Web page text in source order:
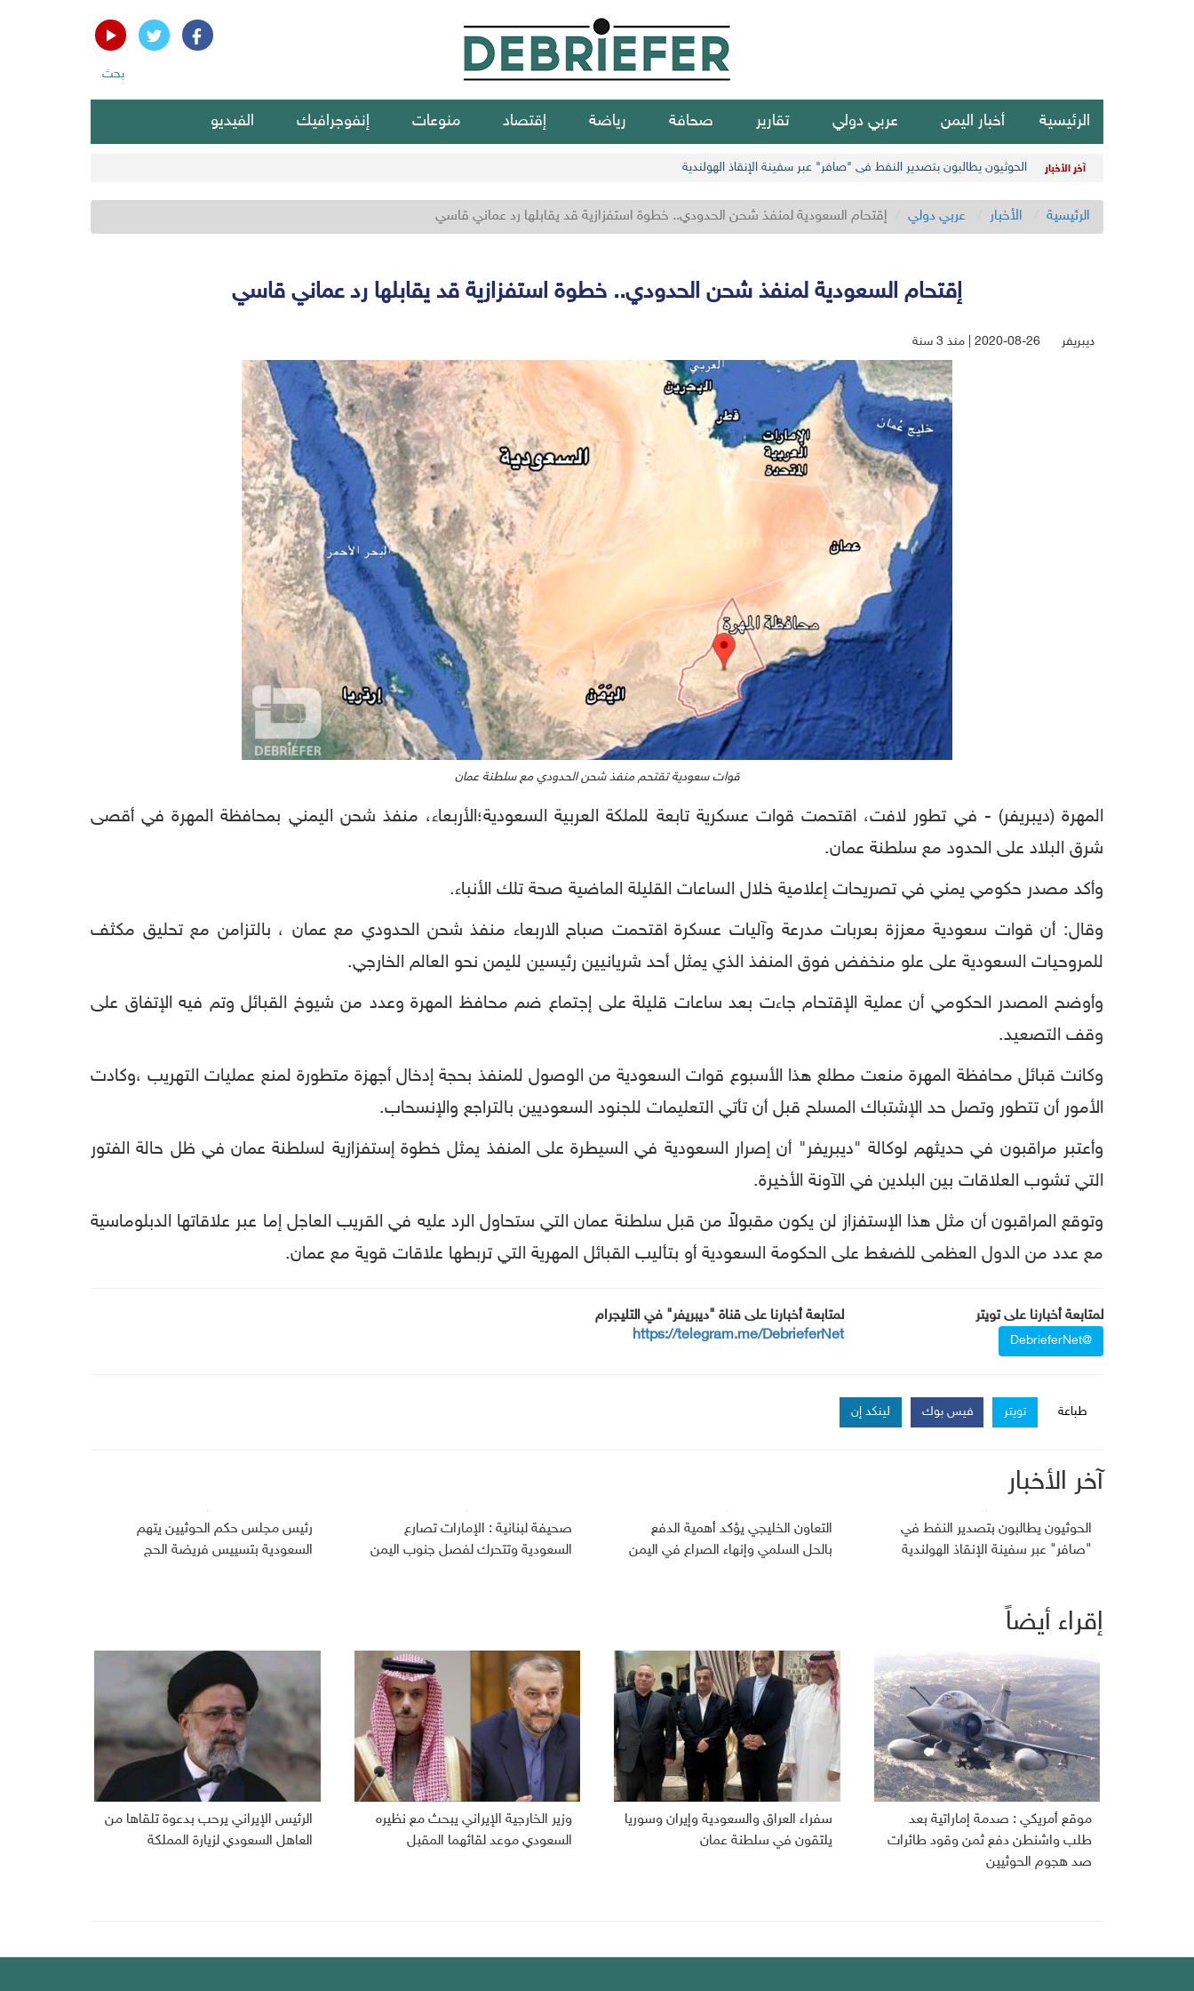
بحث
الرئيسية أخبار اليمن عربي دولي تقارير صحافة رياضة إقتصاد منوعات إنفوجرافيك الفيديو
آخر الأخبار الحوثيون يطالبون بتصدير النفط في "صافر" عبر سفينة الإنقاذ الهولندية
الرئيسية الأخبار عربي دولي إقتحام السعودية لمنفذ شحن الحدودي.. خطوة استفزازية قد يقابلها رد عماني قاسي
إقتحام السعودية لمنفذ شحن الحدودي.. خطوة استفزازية قد يقابلها رد عماني قاسي
ديبريفر 2020-08-26 | منذ 3 سنة
قوات سعودية تقتحم منفذ شحن الحدودي مع سلطنة عمان
المهرة (ديبريفر) - في تطور لافت، اقتحمت قوات عسكرية تابعة للملكة العربية السعودية؛الأربعاء، منفذ شحن اليمني بمحافظة المهرة في أقصى
شرق البلاد على الحدود مع سلطنة عمان.
وأكد مصدر حكومي يمني في تصريحات إعلامية خلال الساعات القليلة الماضية صحة تلك الأنباء.
وقال: أن قوات سعودية معززة بعربات مدرعة وآليات عسكرة اقتحمت صباح الاربعاء منفذ شحن الحدودي مع عمان ، بالتزامن مع تحليق مكثف
للمروحيات السعودية على علو منخفض فوق المنفذ الذي يمثل أحد شريانيين رئيسين لليمن نحو العالم الخارجي.
وأوضح المصدر الحكومي أن عملية الإقتحام جاءت بعد ساعات قليلة على إجتماع ضم محافظ المهرة وعدد من شيوخ القبائل وتم فيه الإتفاق على
وقف التصعيد.
وكانت قبائل محافظة المهرة منعت مطلع هذا الأسبوع قوات السعودية من الوصول للمنفذ بحجة إدخال أجهزة متطورة لمنع عمليات التهريب ،وكادت
الأمور أن تتطور وتصل حد الإشتباك المسلح قبل أن تأتي التعليمات للجنود السعوديين بالتراجع والإنسحاب.
وأعتبر مراقبون في حديثهم لوكالة "ديبريفر" أن إصرار السعودية في السيطرة على المنفذ يمثل خطوة إستفزازية لسلطنة عمان في ظل حالة الفتور
التي تشوب العلاقات بين البلدين في الآونة الأخيرة.
وتوقع المراقبون أن مثل هذا الإستفزاز لن يكون مقبولاً من قبل سلطنة عمان التي ستحاول الرد عليه في القريب العاجل إما عبر علاقاتها الدبلوماسية
مع عدد من الدول العظمى للضغط على الحكومة السعودية أو بتأليب القبائل المهرية التي تربطها علاقات قوية مع عمان.
لمتابعة أخبارنا على تويتر
@DebrieferNet
لمتابعة أخبارنا على قناة "ديبريفر" في التليجرام
https://telegram.me/DebrieferNet
طباعة تويتر فيس بوك لينكد إن
آخر الأخبار
الحوثيون يطالبون بتصدير النفط في
"صافر" عبر سفينة الإنقاذ الهولندية
التعاون الخليجي يؤكد أهمية الدفع
بالحل السلمي وإنهاء الصراع في اليمن
صحيفة لبنانية : الإمارات تصارع
السعودية وتتحرك لفصل جنوب اليمن
رئيس مجلس حكم الحوثيين يتهم
السعودية بتسييس فريضة الحج
إقراء أيضاً
موقع أمريكي : صدمة إماراتية بعد
طلب واشنطن دفع ثمن وقود طائرات
صد هجوم الحوثيين
سفراء العراق والسعودية وإيران وسوريا
يلتقون في سلطنة عمان
وزير الخارجية الإيراني يبحث مع نظيره
السعودي موعد لقائهما المقبل
الرئيس الإيراني يرحب بدعوة تلقاها من
العاهل السعودي لزيارة المملكة